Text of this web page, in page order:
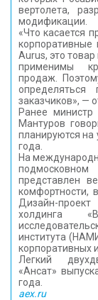
вертолета,
модификации.
«Что касается
корпоративные
Aurus, это
применимы
продаж.
заказчиков», —
Ранее
Мантуров
планируются на
года.
На
представлен
комфортности,
Дизайн-
холдинга
института
корпоративных
Легкий
«Ансат»
года.
aex.ru